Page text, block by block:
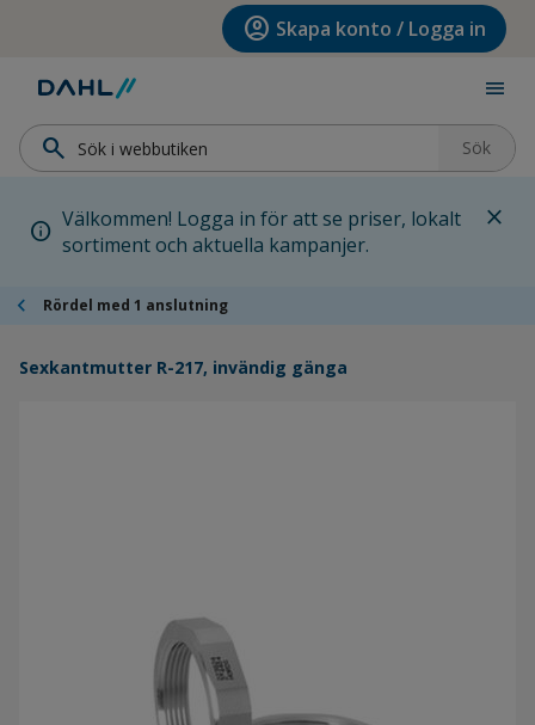
Hoppa till huvudinnehållet account_circle Skapa konto / Logga in
menu
search Sök
info Välkommen! Logga in för att se priser, lokalt
sortiment och aktuella kampanjer.
close
chevron_left Rördel med 1 anslutning
Sexkantmutter R-217, invändig gänga